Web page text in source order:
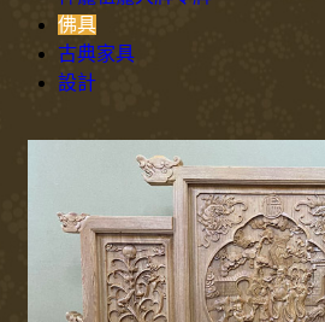
佛具
古典家具
設計